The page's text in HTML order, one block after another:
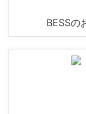
BESSの